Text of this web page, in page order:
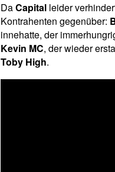
DaCapital leider
Kontrahenten gegenüber:
innehatte, der
Kevin MC, der wieder
Toby High.